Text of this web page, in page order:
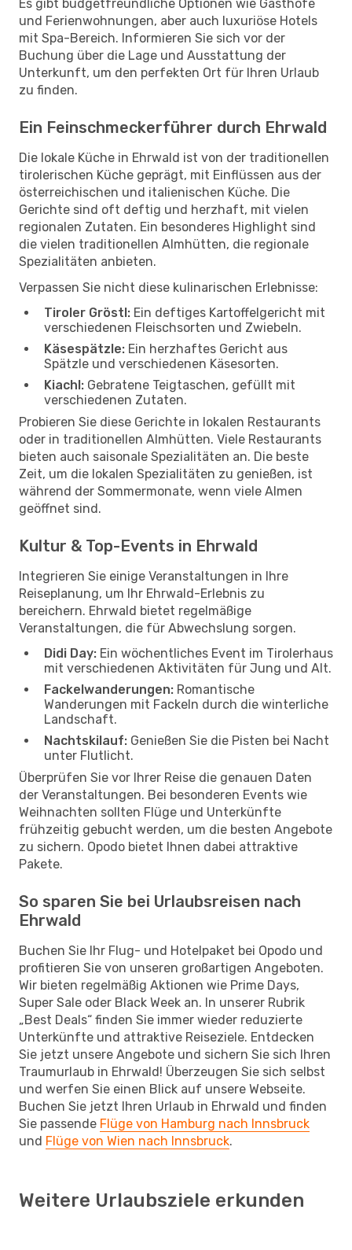
Es gibt budgetfreundliche Optionen wie Gasthöfe
und Ferienwohnungen, aber auch luxuriöse Hotels
mit Spa-Bereich. Informieren Sie sich vor der
Buchung über die Lage und Ausstattung der
Unterkunft, um den perfekten Ort für Ihren Urlaub
zu finden.
Ein Feinschmeckerführer durch Ehrwald
Die lokale Küche in Ehrwald ist von der traditionellen
tirolerischen Küche geprägt, mit Einflüssen aus der
österreichischen und italienischen Küche. Die
Gerichte sind oft deftig und herzhaft, mit vielen
regionalen Zutaten. Ein besonderes Highlight sind
die vielen traditionellen Almhütten, die regionale
Spezialitäten anbieten.
Verpassen Sie nicht diese kulinarischen Erlebnisse:
Tiroler Gröstl: Ein deftiges Kartoffelgericht mit
verschiedenen Fleischsorten und Zwiebeln.
Käsespätzle: Ein herzhaftes Gericht aus
Spätzle und verschiedenen Käsesorten.
Kiachl: Gebratene Teigtaschen, gefüllt mit
verschiedenen Zutaten.
Probieren Sie diese Gerichte in lokalen Restaurants
oder in traditionellen Almhütten. Viele Restaurants
bieten auch saisonale Spezialitäten an. Die beste
Zeit, um die lokalen Spezialitäten zu genießen, ist
während der Sommermonate, wenn viele Almen
geöffnet sind.
Kultur & Top-Events in Ehrwald
Integrieren Sie einige Veranstaltungen in Ihre
Reiseplanung, um Ihr Ehrwald-Erlebnis zu
bereichern. Ehrwald bietet regelmäßige
Veranstaltungen, die für Abwechslung sorgen.
Didi Day: Ein wöchentliches Event im Tirolerhaus
mit verschiedenen Aktivitäten für Jung und Alt.
Fackelwanderungen: Romantische
Wanderungen mit Fackeln durch die winterliche
Landschaft.
Nachtskilauf: Genießen Sie die Pisten bei Nacht
unter Flutlicht.
Überprüfen Sie vor Ihrer Reise die genauen Daten
der Veranstaltungen. Bei besonderen Events wie
Weihnachten sollten Flüge und Unterkünfte
frühzeitig gebucht werden, um die besten Angebote
zu sichern. Opodo bietet Ihnen dabei attraktive
Pakete.
So sparen Sie bei Urlaubsreisen nach
Ehrwald
Buchen Sie Ihr Flug- und Hotelpaket bei Opodo und
profitieren Sie von unseren großartigen Angeboten.
Wir bieten regelmäßig Aktionen wie Prime Days,
Super Sale oder Black Week an. In unserer Rubrik
„Best Deals“ finden Sie immer wieder reduzierte
Unterkünfte und attraktive Reiseziele. Entdecken
Sie jetzt unsere Angebote und sichern Sie sich Ihren
Traumurlaub in Ehrwald! Überzeugen Sie sich selbst
und werfen Sie einen Blick auf unsere Webseite.
Buchen Sie jetzt Ihren Urlaub in Ehrwald und finden
Sie passende Flüge von Hamburg nach Innsbruck
und Flüge von Wien nach Innsbruck.
Weitere Urlaubsziele erkunden